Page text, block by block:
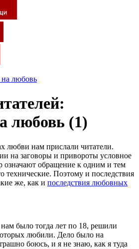
на любовь
любовь (1)
любви нам прислали читатели.
на заговоры и привороты условное
означают обращение к одним и тем
технические. Поэтому и последствия
же, как и последствия любовных
было тогда лет по 18, решили
любили. Дело было на
боюсь, и я не знаю, как я туда